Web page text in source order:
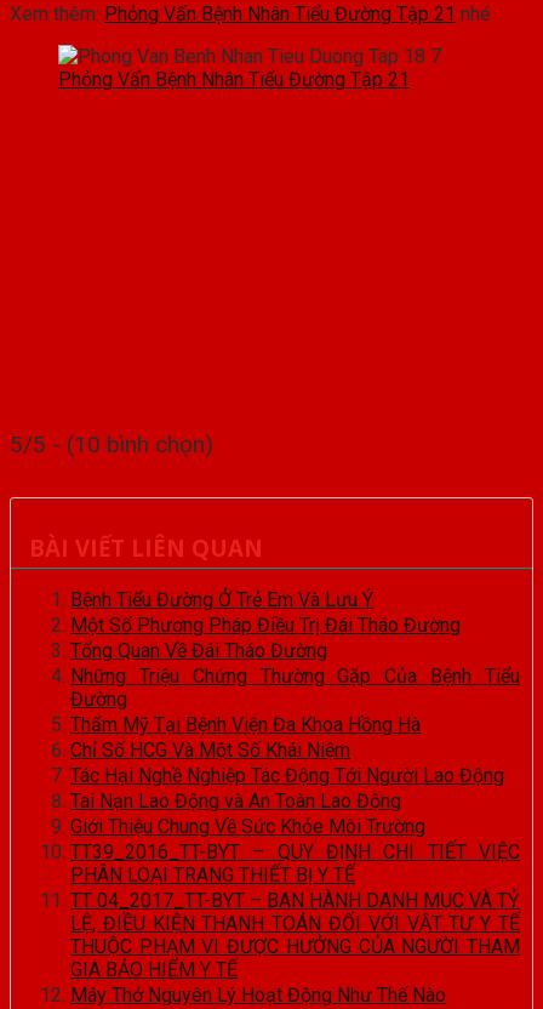
Xem thêm: Phỏng Vấn Bệnh Nhân Tiểu Đường Tập 21 nhé
Phỏng Vấn Bệnh Nhân Tiểu Đường Tập 21
5/5 - (10 bình chọn)
BÀI VIẾT LIÊN QUAN
Bệnh Tiểu Đường Ở Trẻ Em Và Lưu Ý
Một Số Phương Pháp Điều Trị Đái Tháo Đường
Tổng Quan Về Đái Tháo Đường
Những Triệu Chứng Thường Gặp Của Bệnh Tiểu
Đường
Thẩm Mỹ Tại Bệnh Viện Đa Khoa Hồng Hà
Chỉ Số HCG Và Một Số Khái Niệm
Tác Hại Nghề Nghiệp Tác Động Tới Người Lao Động
Tai Nạn Lao Động và An Toàn Lao Động
Giới Thiệu Chung Về Sức Khỏe Môi Trường
TT39_2016_TT-BYT – QUY ĐỊNH CHI TIẾT VIỆC
PHÂN LOẠI TRANG THIẾT BỊ Y TẾ
TT 04_2017_TT-BYT – BAN HÀNH DANH MỤC VÀ TỶ
LỆ, ĐIỀU KIỆN THANH TOÁN ĐỐI VỚI VẬT TƯ Y TẾ
THUỘC PHẠM VI ĐƯỢC HƯỞNG CỦA NGƯỜI THAM
GIA BẢO HIỂM Y TẾ
Máy Thở Nguyên Lý Hoạt Động Như Thế Nào